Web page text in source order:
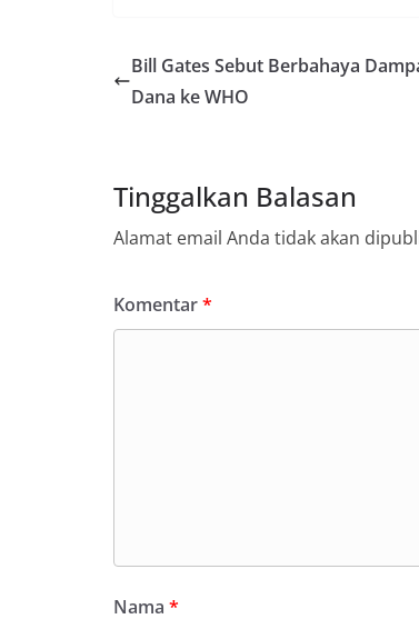
Bill Gates Sebut Berbahaya
Dana ke WHO
Tinggalkan Balasan
Alamat email Anda tidak akan
Komentar*
Nama *